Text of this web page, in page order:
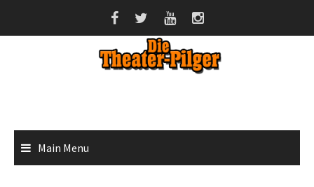
Main Menu